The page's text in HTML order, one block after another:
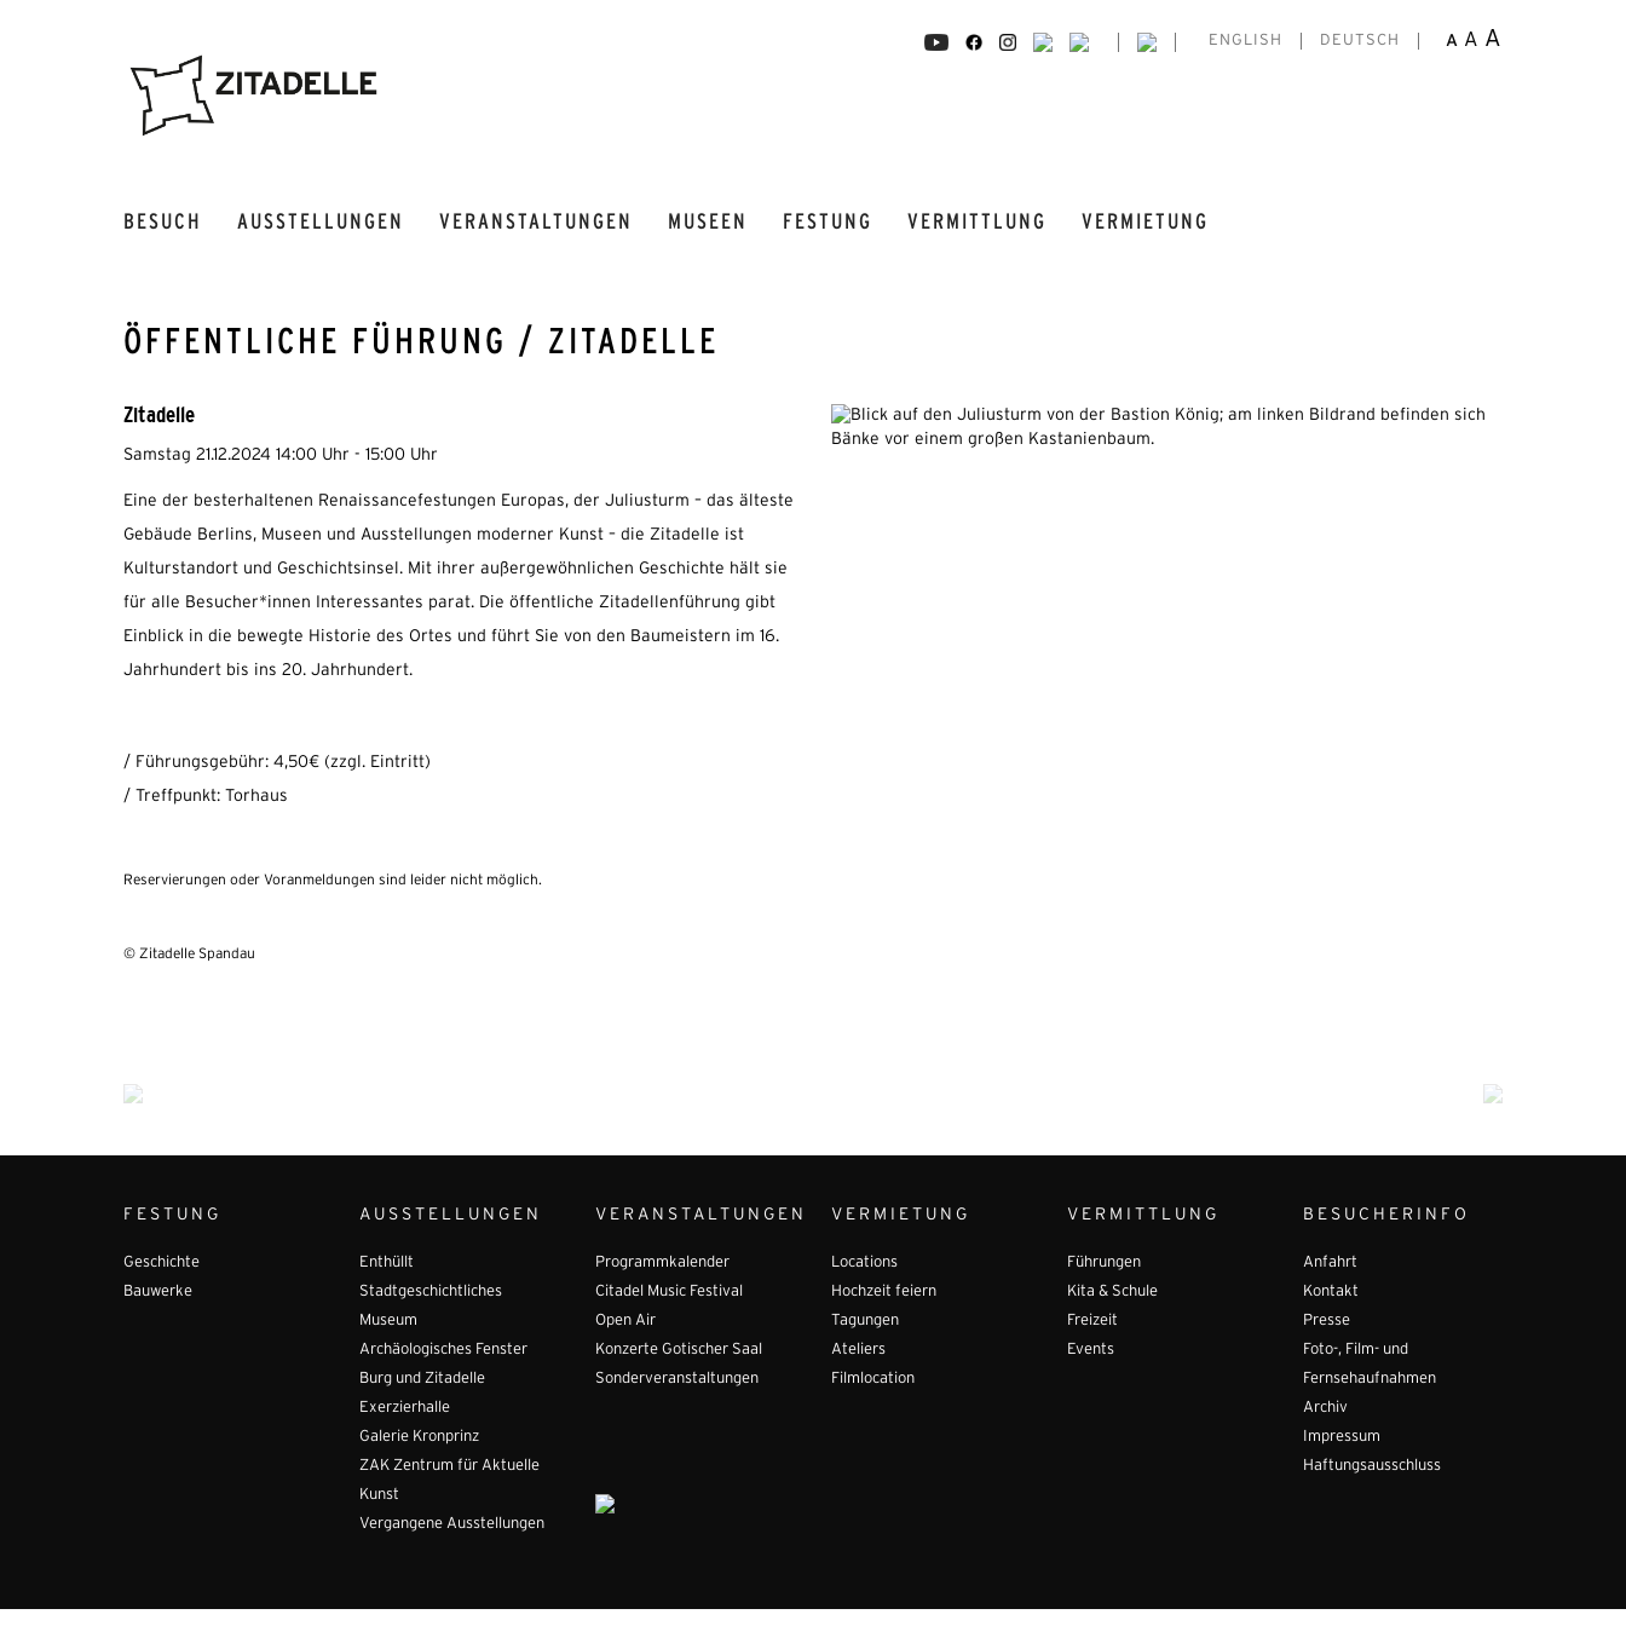
ENGLISH DEUTSCH A A A
BESUCH AUSSTELLUNGEN VERANSTALTUNGEN MUSEEN FESTUNG VERMITTLUNG VERMIETUNG
ÖFFENTLICHE FÜHRUNG / ZITADELLE
Zitadelle
Samstag 21.12.2024 14:00 Uhr - 15:00 Uhr
Eine der besterhaltenen Renaissancefestungen Europas, der Juliusturm – das älteste
Gebäude Berlins, Museen und Ausstellungen moderner Kunst – die Zitadelle ist
Kulturstandort und Geschichtsinsel. Mit ihrer außergewöhnlichen Geschichte hält sie
für alle Besucher*innen Interessantes parat. Die öffentliche Zitadellenführung gibt
Einblick in die bewegte Historie des Ortes und führt Sie von den Baumeistern im 16.
Jahrhundert bis ins 20. Jahrhundert.
/ Führungsgebühr: 4,50€ (zzgl. Eintritt)
/ Treffpunkt: Torhaus
Reservierungen oder Voranmeldungen sind leider nicht möglich.
© Zitadelle Spandau
FESTUNG
Geschichte
Bauwerke
AUSSTELLUNGEN
Enthüllt
Stadtgeschichtliches
Museum
Archäologisches Fenster
Burg und Zitadelle
Exerzierhalle
Galerie Kronprinz
ZAK Zentrum für Aktuelle
Kunst
Vergangene Ausstellungen
VERANSTALTUNGEN
Programmkalender
Citadel Music Festival
Open Air
Konzerte Gotischer Saal
Sonderveranstaltungen
VERMIETUNG
Locations
Hochzeit feiern
Tagungen
Ateliers
Filmlocation
VERMITTLUNG
Führungen
Kita & Schule
Freizeit
Events
BESUCHERINFO
Anfahrt
Kontakt
Presse
Foto-, Film- und
Fernsehaufnahmen
Archiv
Impressum
Haftungsausschluss